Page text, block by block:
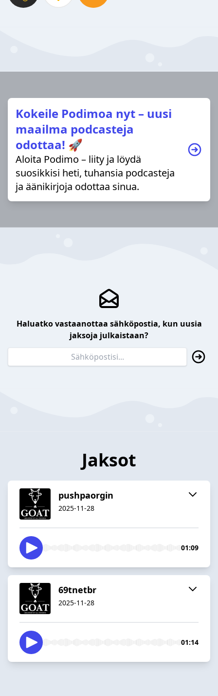
Kokeile Podimoa nyt – uusi
maailma podcasteja
odottaa! 🚀
Aloita Podimo – liity ja löydä
suosikkisi heti, tuhansia podcasteja
ja äänikirjoja odottaa sinua.
Haluatko vastaanottaa sähköpostia, kun uusia
jaksoja julkaistaan?
Jaksot
pushpaorgin
2025-11-28
01:09
69tnetbr
2025-11-28
01:14